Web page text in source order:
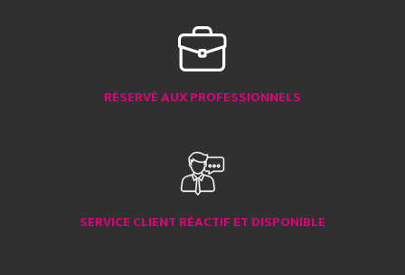
RÉSERVÉ AUX PROFESSIONNELS
SERVICE CLIENT RÉACTIF ET DISPONIBLE